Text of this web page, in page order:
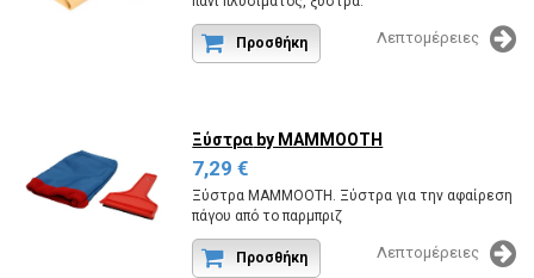
Κωδικός εργοστασίου:KAJA 0450.
Προσθήκη
Λεπτομέρειες
Ξύστρα by MAMMOOTH
7,29 €
Ξύστρα MAMMOOTH. Ξύστρα για την αφαίρεση
πάγου από το παρμπριζ
Κωδικός εργοστασίου: MMT A123 002.
Προσθήκη
Λεπτομέρειες